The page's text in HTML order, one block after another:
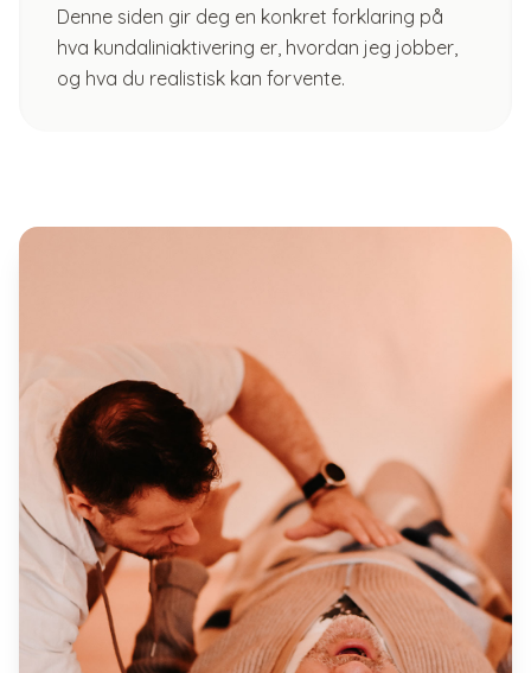
Denne siden gir deg en konkret forklaring på
hva kundaliniaktivering er, hvordan jeg jobber,
og hva du realistisk kan forvente.